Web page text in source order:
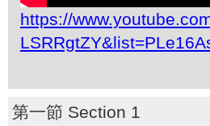
https://
第一節 Section 1